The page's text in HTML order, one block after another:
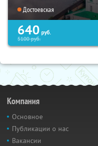
Достоевская
640 руб.
5100руб.
Компания
Основное
Публикации о нас
Вакансии